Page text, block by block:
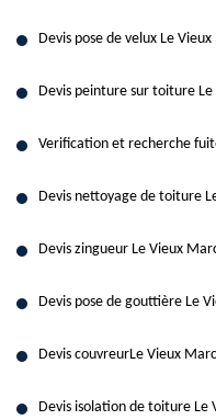
Devis pose de velux Le
Devis peinture sur toiture
Verification et recherche
Devis nettoyage de toiture
Devis zingueur Le Vieux
Devis pose de gouttière Le
Devis couvreurLe Vieux
Devis isolation de toiture Le